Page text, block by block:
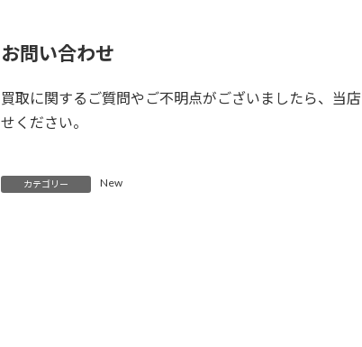
お問い合わせ
買取に関するご質問やご不明点がございましたら、当
せください。
カテゴリー New